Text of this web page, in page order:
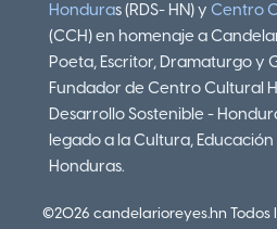
Honduras (RDS- HN) y Centro
(CCH) en homenaje a
Poeta, Escritor, Dramaturgo y
Fundador de Centro Cultural
Desarrollo Sostenible -
legado a la Cultura,
Honduras.
©2026 candelarioreyes.hn Todos